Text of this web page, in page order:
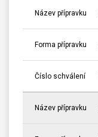
Název přípravku
Forma přípravku
Číslo schválení
Název přípravku